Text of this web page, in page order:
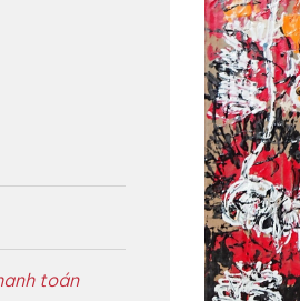
toán